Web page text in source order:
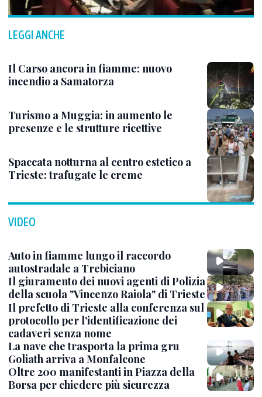
LEGGI ANCHE
Il Carso ancora in fiamme: nuovo
incendio a Samatorza
Turismo a Muggia: in aumento le
presenze e le strutture ricettive
Spaccata notturna al centro estetico a
Trieste: trafugate le creme
VIDEO
Auto in fiamme lungo il raccordo
autostradale a Trebiciano
Il giuramento dei nuovi agenti di Polizia
della scuola "Vincenzo Raiola" di Trieste
Il prefetto di Trieste alla conferenza sul
protocollo per l'identificazione dei
cadaveri senza nome
La nave che trasporta la prima gru
Goliath arriva a Monfalcone
Oltre 200 manifestanti in Piazza della
Borsa per chiedere più sicurezza